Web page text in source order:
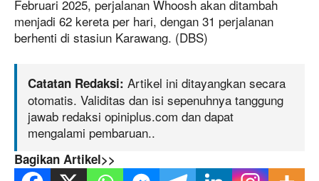
Februari 2025, perjalanan Whoosh akan ditambah
menjadi 62 kereta per hari, dengan 31 perjalanan
berhenti di stasiun Karawang. (DBS)
Catatan Redaksi: Artikel ini ditayangkan secara
otomatis. Validitas dan isi sepenuhnya tanggung
jawab redaksi opiniplus.com dan dapat
mengalami pembaruan..
Bagikan Artikel>>